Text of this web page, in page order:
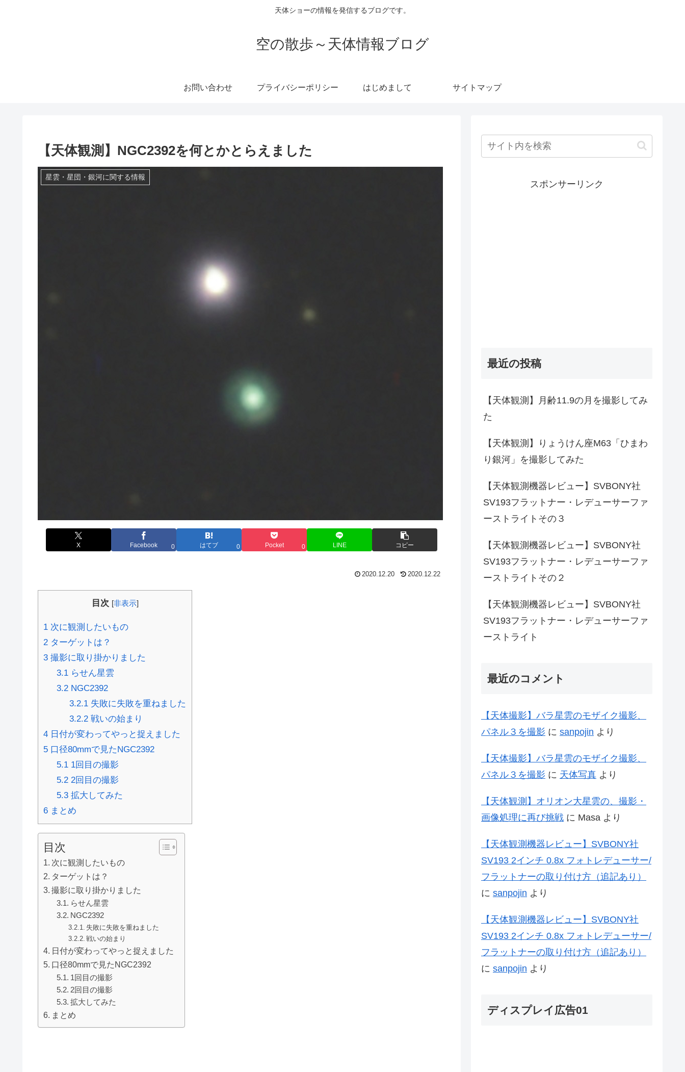
天体ショーの情報を発信するブログです。
空の散歩～天体情報ブログ
お問い合わせ プライバシーポリシー はじめまして サイトマップ
【天体観測】NGC2392を何とかとらえました
星雲・星団・銀河に関する情報
X Facebook 0 はてブ 0 Pocket 0 LINE コピー
2020.12.20 2020.12.22
目次 [非表示]
1 次に観測したいもの
2 ターゲットは？
3 撮影に取り掛かりました
3.1らせん星雲
3.2NGC2392
3.2.1 失敗に失敗を重ねました
3.2.2 戦いの始まり
4 日付が変わってやっと捉えました
5 口径80mmで見たNGC2392
5.11回目の撮影
5.22回目の撮影
5.3拡大してみた
6 まとめ
目次
次に観測したいもの
ターゲットは？
撮影に取り掛かりました
らせん星雲
NGC2392
失敗に失敗を重ねました
戦いの始まり
日付が変わってやっと捉えました
口径80mmで見たNGC2392
1回目の撮影
2回目の撮影
拡大してみた
まとめ
スポンサーリンク
最近の投稿
【天体観測】月齢11.9の月を撮影してみ
た
【天体観測】りょうけん座M63「ひまわ
り銀河」を撮影してみた
【天体観測機器レビュー】SVBONY社
SV193フラットナー・レデューサーファ
ーストライトその３
【天体観測機器レビュー】SVBONY社
SV193フラットナー・レデューサーファ
ーストライトその２
【天体観測機器レビュー】SVBONY社
SV193フラットナー・レデューサーファ
ーストライト
最近のコメント
【天体撮影】バラ星雲のモザイク撮影、
パネル３を撮影 に sanpojin より
【天体撮影】バラ星雲のモザイク撮影、
パネル３を撮影 に 天体写真 より
【天体観測】オリオン大星雲の、撮影・
画像処理に再び挑戦 に Masa より
【天体観測機器レビュー】SVBONY社
SV193 2インチ 0.8x フォトレデューサー/
フラットナーの取り付け方（追記あり）
に sanpojin より
【天体観測機器レビュー】SVBONY社
SV193 2インチ 0.8x フォトレデューサー/
フラットナーの取り付け方（追記あり）
に sanpojin より
ディスプレイ広告01